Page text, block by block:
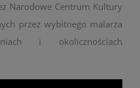
Narodowe Centrum Kultury
przez wybitnego malarza
i okolicznościach